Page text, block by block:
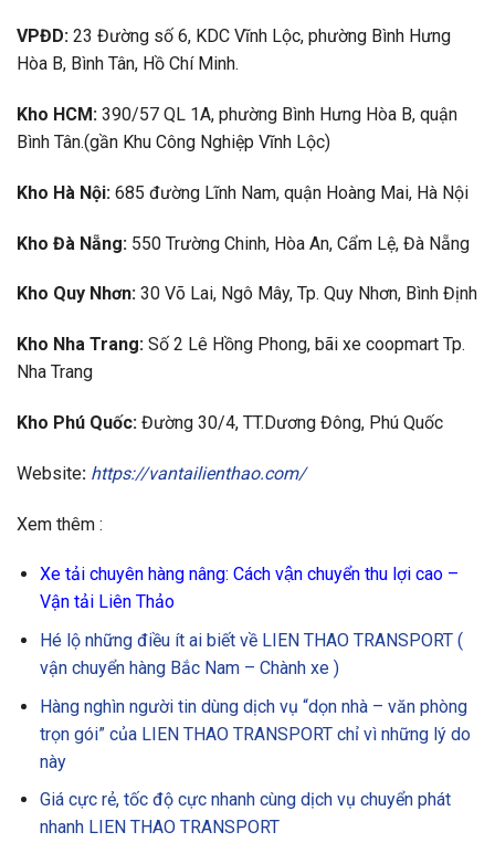
VPĐD: 23 Đường số 6, KDC Vĩnh Lộc, phường Bình Hưng
Hòa B, Bình Tân, Hồ Chí Minh.
Kho HCM: 390/57 QL 1A, phường Bình Hưng Hòa B, quận
Bình Tân.(gần Khu Công Nghiệp Vĩnh Lộc)
Kho Hà Nội: 685 đường Lĩnh Nam, quận Hoàng Mai, Hà Nội
Kho Đà Nẵng: 550 Trường Chinh, Hòa An, Cẩm Lệ, Đà Nẵng
Kho Quy Nhơn: 30 Võ Lai, Ngô Mây, Tp. Quy Nhơn, Bình Định
Kho Nha Trang: Số 2 Lê Hồng Phong, bãi xe coopmart Tp.
Nha Trang
Kho Phú Quốc: Đường 30/4, TT.Dương Đông, Phú Quốc
Website: https://vantailienthao.com/
Xem thêm :
Xe tải chuyên hàng nâng: Cách vận chuyển thu lợi cao –
Vận tải Liên Thảo
Hé lộ những điều ít ai biết về LIEN THAO TRANSPORT (
vận chuyển hàng Bắc Nam – Chành xe )
Hàng nghìn người tin dùng dịch vụ “dọn nhà – văn phòng
trọn gói” của LIEN THAO TRANSPORT chỉ vì những lý do
này
Giá cực rẻ, tốc độ cực nhanh cùng dịch vụ chuyển phát
nhanh LIEN THAO TRANSPORT